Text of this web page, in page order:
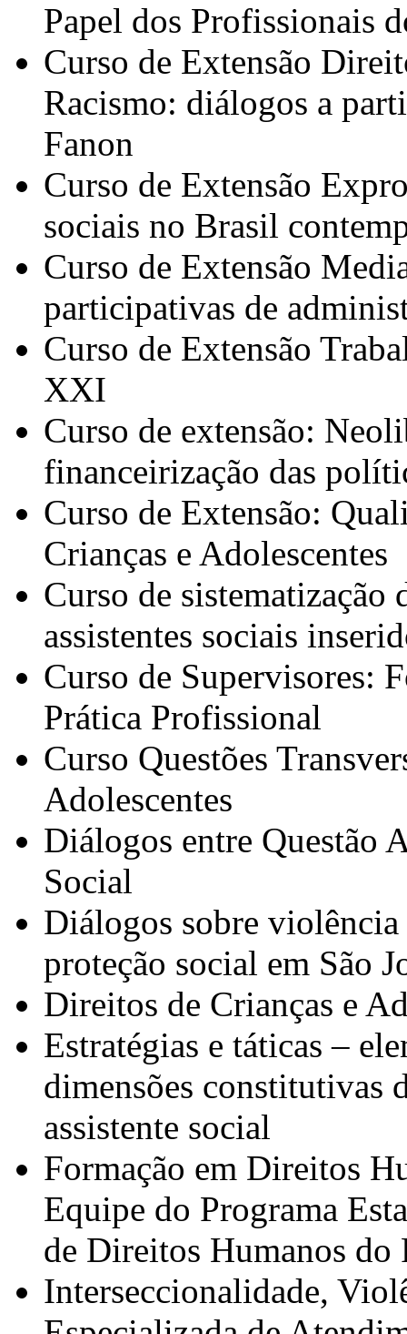
Papel dos Profissionais
Curso de Extensão
Racismo: diálogos a
Fanon
Curso de Extensão
sociais no Brasil
Curso de Extensão
participativas de
Curso de Extensão
XXI
Curso de extensão:
financeirização das
Curso de Extensão:
Crianças e Adolescentes
Curso de
assistentes sociais
Curso de Supervisores:
Prática Profissional
Curso Questões
Adolescentes
Diálogos entre Questão
Social
Diálogos sobre
proteção social em São
Direitos de Crianças e
Estratégias e táticas –
dimensões constitutivas
assistente social
Formação em Direitos
Equipe do Programa
de Direitos Humanos do
Interseccionalidade,